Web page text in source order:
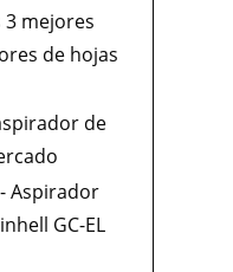
3 mejores
de hojas
de
Aspirador
GC-EL